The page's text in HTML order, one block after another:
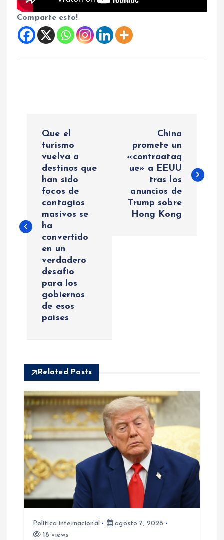
Comparte esto!
g
d
e
e
n
t
r
Que el
turismo
vuelva a
destinos que
han sido
focos de
contagios
masivos se
ha
convertido
en un
verdadero
desafío
para los
gobiernos
de esos
países
China
promete un
«contraataq
ue» a EEUU
tras los
anuncios de
Trump sobre
Hong Kong
Related Posts
Política internacional
agosto 7, 2026
18 views